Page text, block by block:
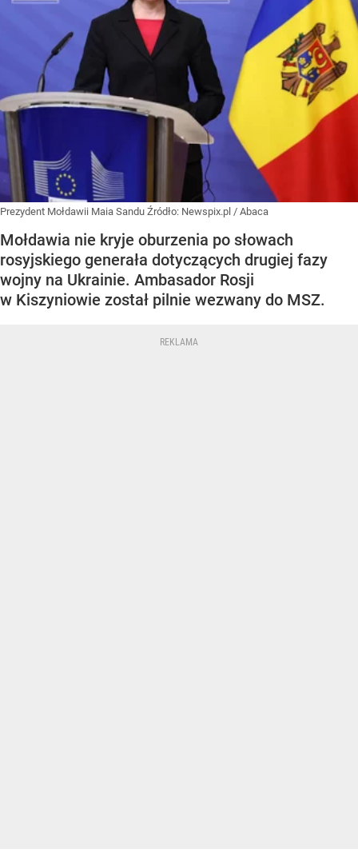
Prezydent Mołdawii Maia Sandu Źródło: Newspix.pl / Abaca
Mołdawia nie kryje oburzenia po słowach
rosyjskiego generała dotyczących drugiej fazy
wojny na Ukrainie. Ambasador Rosji
w Kiszyniowie został pilnie wezwany do MSZ.